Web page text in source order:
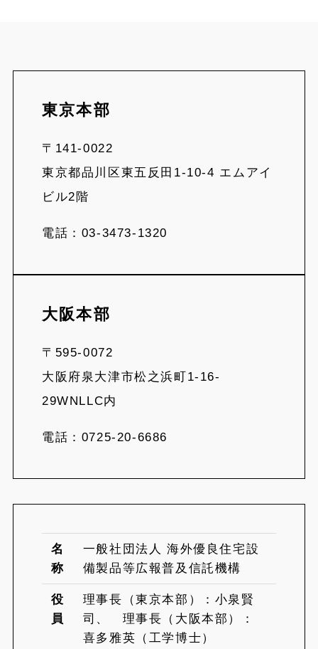
東京本部
〒141-0022
東京都品川区東五反田1-10-4 エムアイ
ビル2階
電話：03-3473-1320
大阪本部
〒595-0072
大阪府泉大津市松之浜町1-16-
29WNLLC内
電話：0725-20-6686
名
称
一般社団法人 海外優良住宅設
備製品等広報普及信託機構
役
員
理事長（東京本部）：小泉賢
司、 理事長（大阪本部）：
喜多雅英（工学博士）